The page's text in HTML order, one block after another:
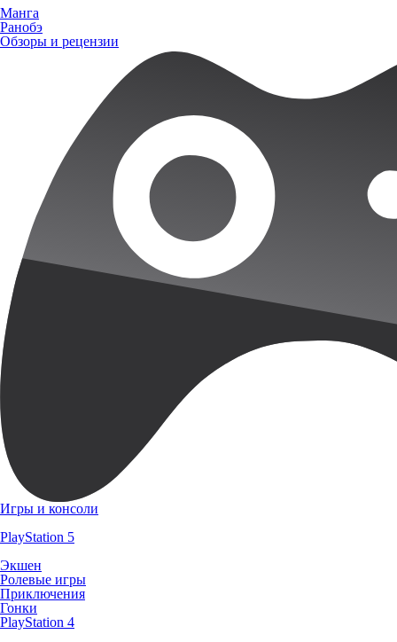
Манга
Ранобэ
Обзоры и рецензии
Игры и консоли
PlayStation 5
Экшен
Ролевые игры
Приключения
Гонки
PlayStation 4